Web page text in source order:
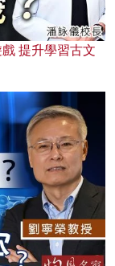
提升學習古文